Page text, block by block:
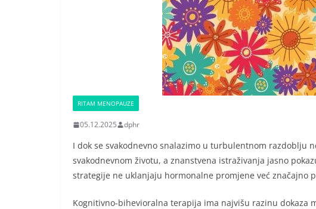
RITAM MENOPAUZE
05.12.2025 dphr
I dok se svakodnevno snalazimo u turbulentnom
svakodnevnom životu, a znanstvena istraživanja jasno
strategije ne uklanjaju hormonalne promjene već značajno
Kognitivno-bihevioralna terapija ima najvišu razinu dokaza